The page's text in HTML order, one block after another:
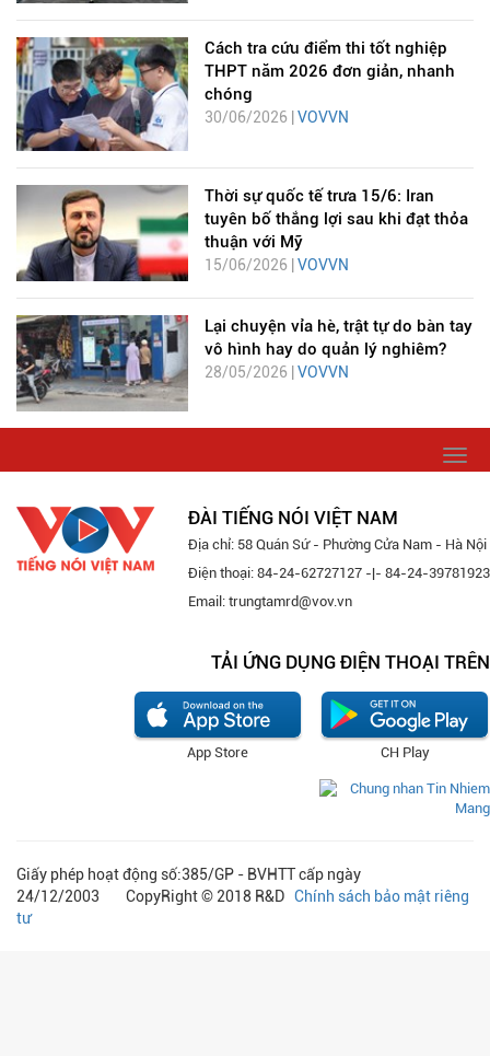
Cách tra cứu điểm thi tốt nghiệp
THPT năm 2026 đơn giản, nhanh
chóng
30/06/2026 | VOVVN
Thời sự quốc tế trưa 15/6: Iran
tuyên bố thắng lợi sau khi đạt thỏa
thuận với Mỹ
15/06/2026 | VOVVN
Lại chuyện vỉa hè, trật tự do bàn tay
vô hình hay do quản lý nghiêm?
28/05/2026 | VOVVN
ĐÀI TIẾNG NÓI VIỆT NAM
Địa chỉ: 58 Quán Sứ - Phường Cửa Nam - Hà Nội
Điện thoại: 84-24-62727127 -|- 84-24-39781923
Email: trungtamrd@vov.vn
TẢI ỨNG DỤNG ĐIỆN THOẠI TRÊN
CH Play
App Store
Giấy phép hoạt động số:385/GP - BVHTT cấp ngày
24/12/2003 CopyRight © 2018 R&D Chính sách bảo mật riêng
tư